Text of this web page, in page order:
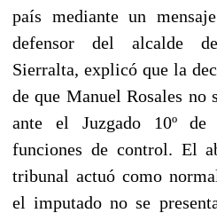
país mediante un
defensor del alcalde
Sierralta, explicó que la
de que Manuel Rosales no
ante el Juzgado 10º de
funciones de control. El
tribunal actuó como
el imputado no se